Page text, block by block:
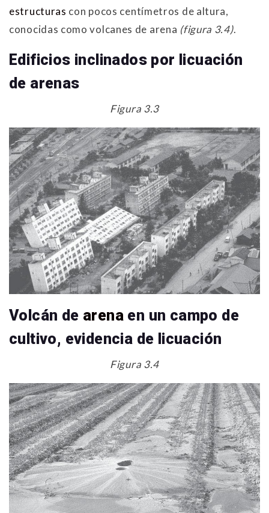
estructuras con pocos centímetros de altura,
conocidas como volcanes de arena (figura 3.4).
Edificios inclinados por licuación
de arenas
Figura 3.3
Volcán de arena en un campo de
cultivo, evidencia de licuación
Figura 3.4